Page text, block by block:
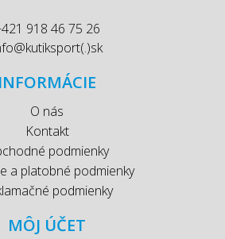
918 46 75 26
INFORMÁCIE
O nás
Kontakt
podmienky
a platobné podmienky
podmienky
MÔJ ÚČET